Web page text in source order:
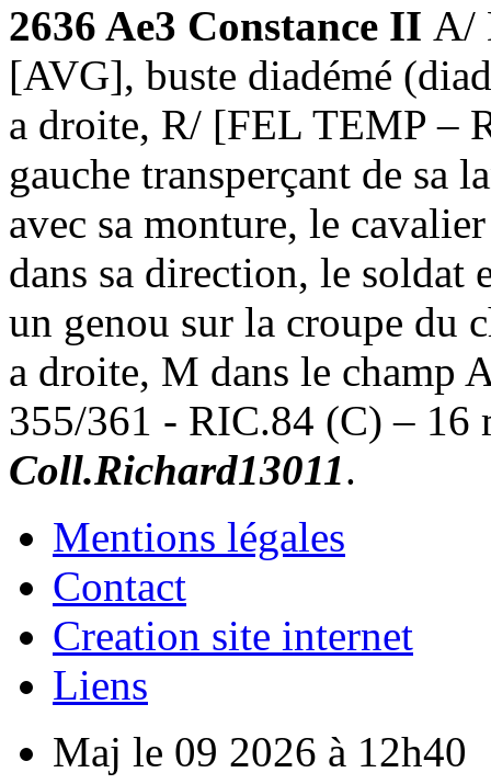
2636 Ae3 Constance II A/
[AVG], buste diadémé
a droite, R/ [FEL TEMP –
gauche transperçant de sa
avec sa monture, le
dans sa direction, le soldat
un genou sur la croupe du
a droite, M dans le champ
355/361 - RIC.84 (C) – 16
Coll.Richard13011.
Mentions légales
Contact
Creation site internet
Liens
Maj le 09 2026 à 12h40